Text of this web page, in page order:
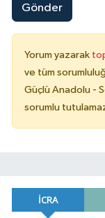
Gönder
Yorum yazarak
ve tüm
Güçlü Anadolu -
sorumlu